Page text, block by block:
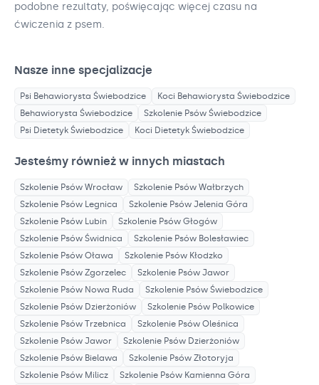
podobne rezultaty, poświęcając więcej czasu na
ćwiczenia z psem.
Nasze inne specjalizacje
Psi Behawiorysta Świebodzice Koci Behawiorysta Świebodzice
Behawiorysta Świebodzice Szkolenie Psów Świebodzice
Psi Dietetyk Świebodzice Koci Dietetyk Świebodzice
Jesteśmy również w innych miastach
Szkolenie Psów Wrocław Szkolenie Psów Wałbrzych
Szkolenie Psów Legnica Szkolenie Psów Jelenia Góra
Szkolenie Psów Lubin Szkolenie Psów Głogów
Szkolenie Psów Świdnica Szkolenie Psów Bolesławiec
Szkolenie Psów Oława Szkolenie Psów Kłodzko
Szkolenie Psów Zgorzelec Szkolenie Psów Jawor
Szkolenie Psów Nowa Ruda Szkolenie Psów Świebodzice
Szkolenie Psów Dzierżoniów Szkolenie Psów Polkowice
Szkolenie Psów Trzebnica Szkolenie Psów Oleśnica
Szkolenie Psów Jawor Szkolenie Psów Dzierżoniów
Szkolenie Psów Bielawa Szkolenie Psów Złotoryja
Szkolenie Psów Milicz Szkolenie Psów Kamienna Góra